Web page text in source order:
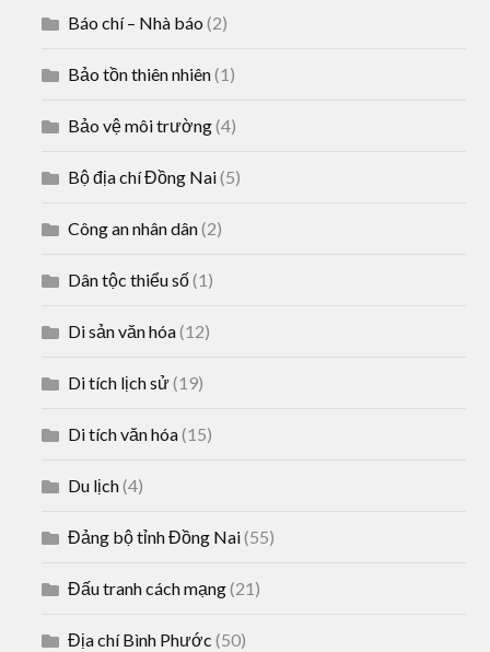
Báo chí – Nhà báo (2)
Bảo tồn thiên nhiên(1)
Bảo vệ môi trường(4)
Bộ địa chí Đồng Nai(5)
Công an nhân dân(2)
Dân tộc thiểu số(1)
Di sản văn hóa(12)
Di tích lịch sử(19)
Di tích văn hóa(15)
Du lịch(4)
Đảng bộ tỉnh Đồng Nai(55)
Đấu tranh cách mạng(21)
Địa chí Bình Phước (50)